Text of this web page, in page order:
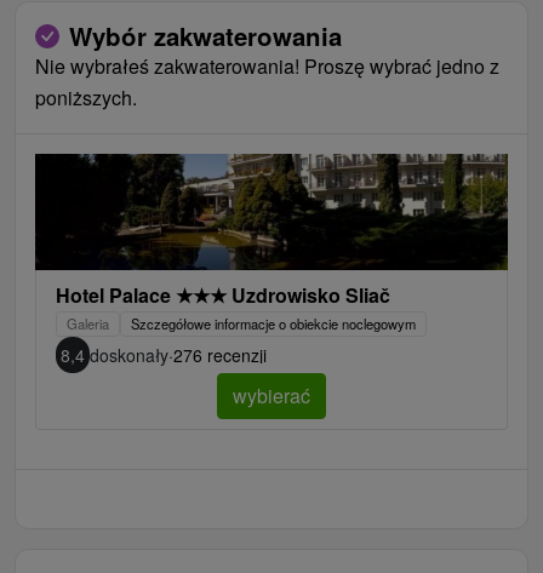
Wybór zakwaterowania
Nie wybrałeś zakwaterowania! Proszę wybrać jedno z
poniższych.
Hotel Palace ★★★ Uzdrowisko Sliač
Galeria Szczegółowe informacje o obiekcie noclegowym
8,4 doskonały·276 recenzji
wybierać